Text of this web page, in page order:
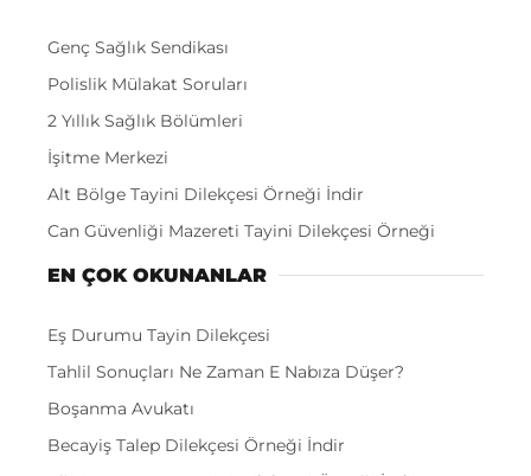
Genç Sağlık Sendikası
Polislik Mülakat Soruları
2 Yıllık Sağlık Bölümleri
İşitme Merkezi
Alt Bölge Tayini Dilekçesi Örneği İndir
Can Güvenliği Mazereti Tayini Dilekçesi Örneği
EN ÇOK OKUNANLAR
Eş Durumu Tayin Dilekçesi
Tahlil Sonuçları Ne Zaman E Nabıza Düşer?
Boşanma Avukatı
Becayiş Talep Dilekçesi Örneği İndir